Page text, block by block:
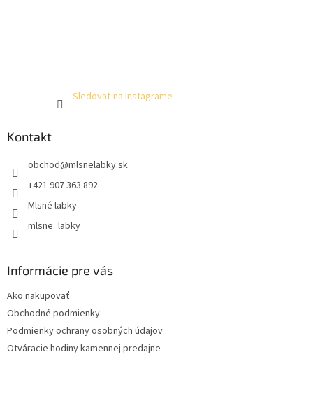
Sledovať na Instagrame
Kontakt
obchod@mlsnelabky.sk
+421 907 363 892
Mlsné labky
mlsne_labky
Informácie pre vás
Ako nakupovať
Obchodné podmienky
Podmienky ochrany osobných údajov
Otváracie hodiny kamennej predajne